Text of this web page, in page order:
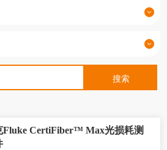
Fluke CertiFiber™ Max光损耗测